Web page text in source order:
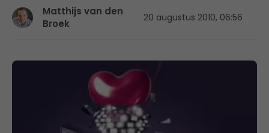
Matthijs van den
Broek
20 augustus 2010, 06:56